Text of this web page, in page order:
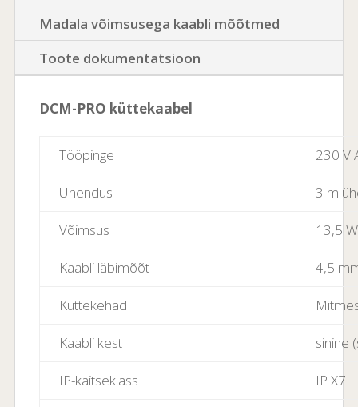
Madala võimsusega kaabli mõõtmed
Toote dokumentatsioon
DCM-PRO küttekaabel
Tööpinge 230 V
Ühendus 3 m
Võimsus 13,5
Kaabli läbimõõt 4,5
Küttekehad
Kaabli kest sinine
IP-kaitseklass IP X7